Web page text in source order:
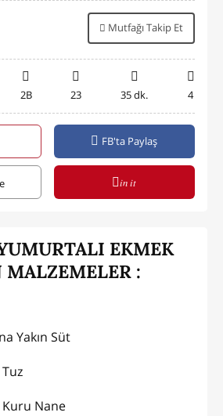
Mutfağı Takip Et
2B 23 35 dk. 4
FB'ta Paylaş
in it
EKMEK
:
Yakın Süt
Tuz
Kuru Nane